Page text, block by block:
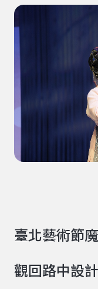
臺北藝術節
觀回路中設